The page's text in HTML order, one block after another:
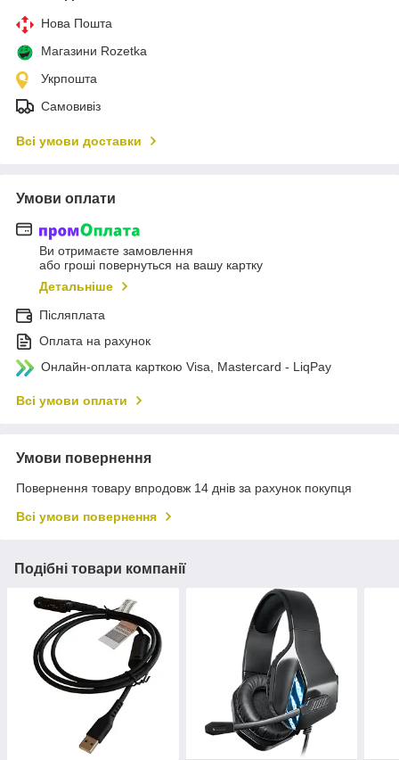
Нова Пошта
Магазини Rozetka
Укрпошта
Самовивіз
Всі умови доставки
Умови оплати
Ви отримаєте замовлення
або гроші повернуться на вашу картку
Детальніше
Післяплата
Оплата на рахунок
Онлайн-оплата карткою Visa, Mastercard - LiqPay
Всі умови оплати
Умови повернення
Повернення товару впродовж 14 днів за рахунок покупця
Всі умови повернення
Подібні товари компанії